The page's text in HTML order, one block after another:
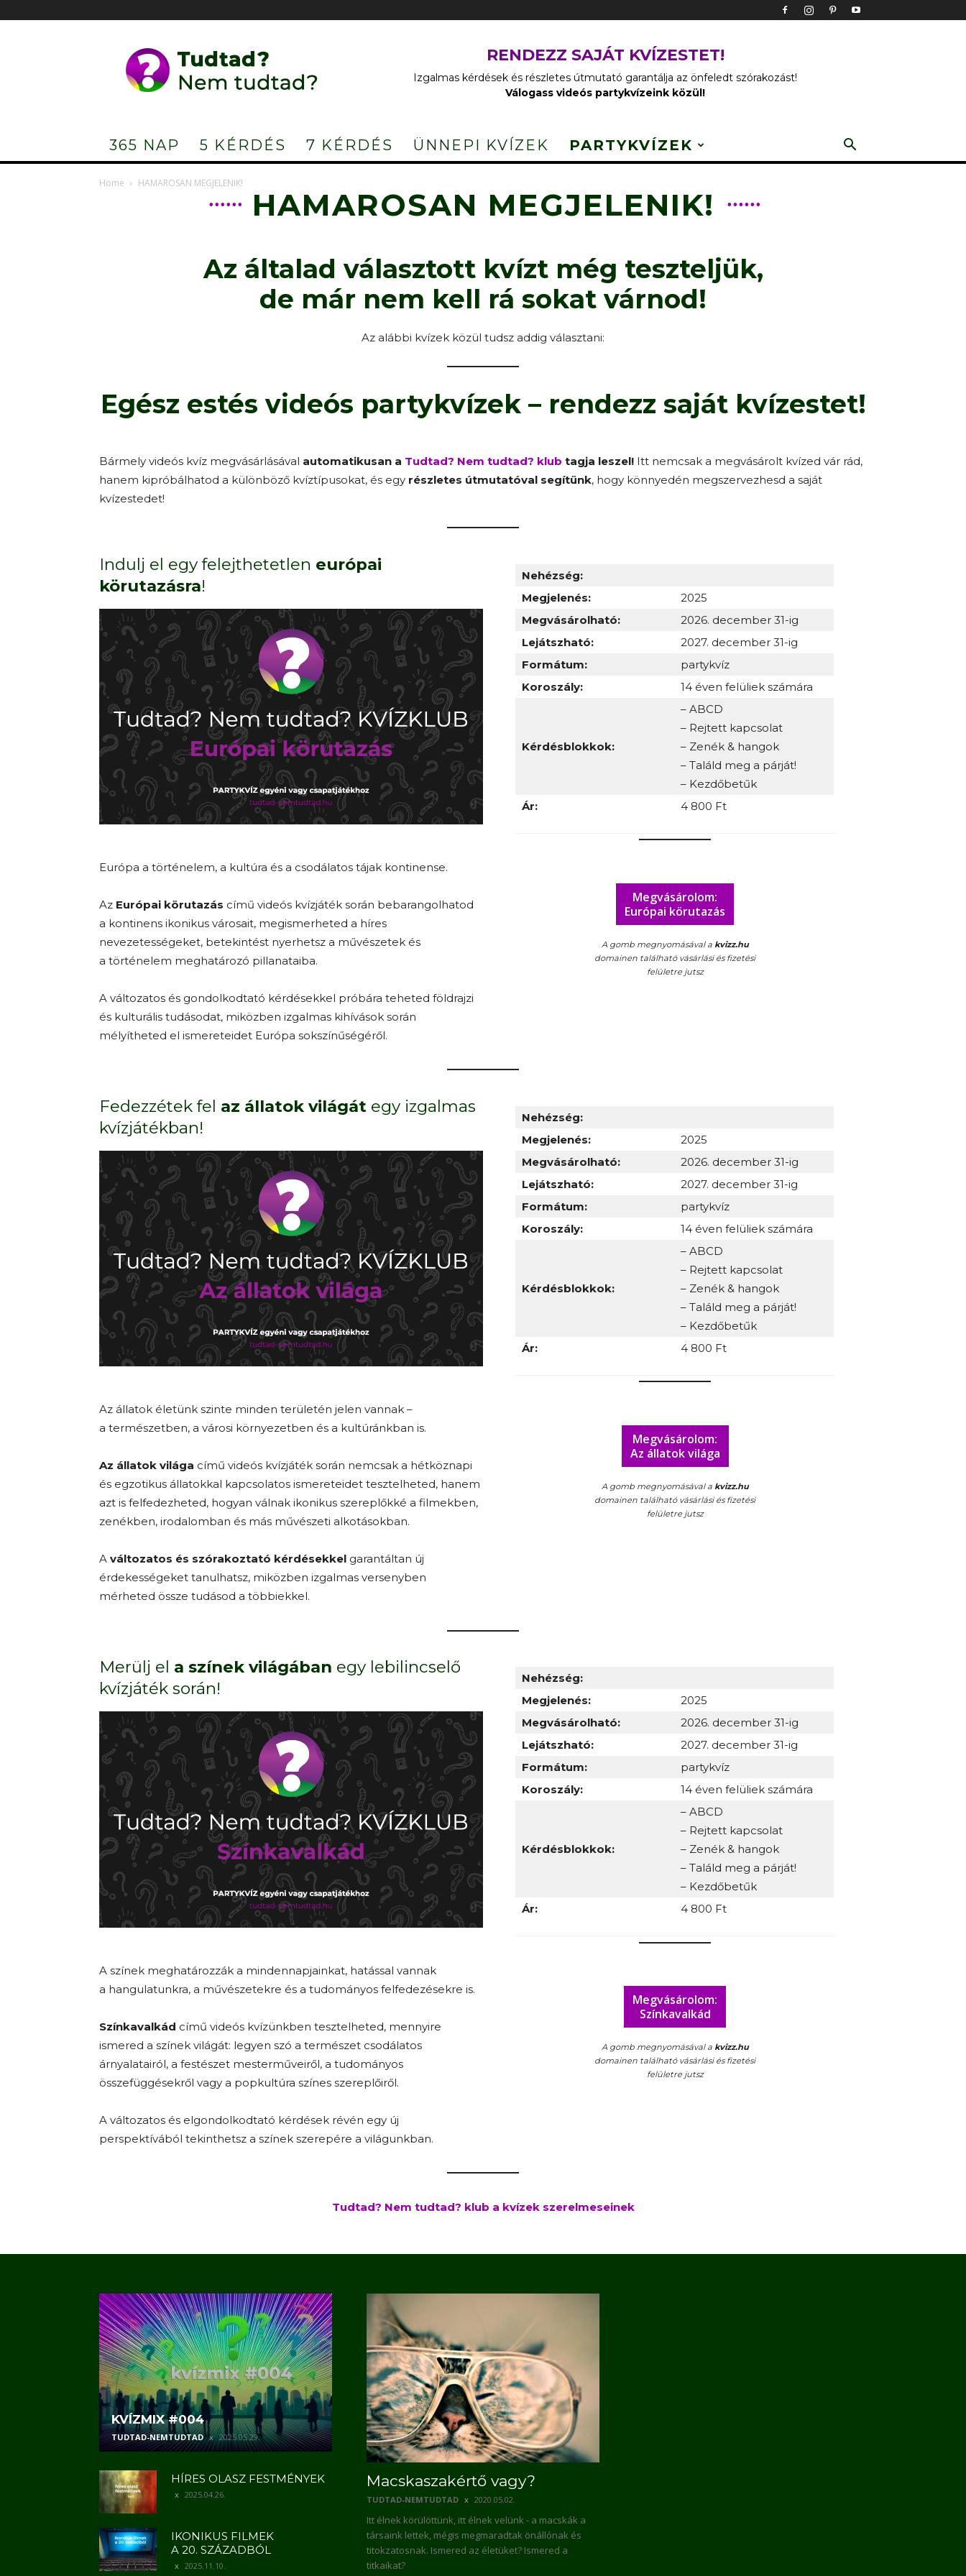
Nem
tudtad?
RENDEZZ SAJÁT KVÍZESTET!
Izgalmas kérdések és részletes útmutató garantálja az önfeledt szórakozást!
Válogass videós partykvízeink közül!
365 NAP 5 KÉRDÉS 7 KÉRDÉS ÜNNEPI KVÍZEK PARTYKVÍZEK
Home HAMAROSAN MEGJELENIK!
HAMAROSAN MEGJELENIK!
Az általad választott kvízt még teszteljük,
de már nem kell rá sokat várnod!
Az alábbi kvízek közül tudsz addig választani:
Egész estés videós partykvízek – rendezz saját kvízestet!
Bármely videós kvíz megvásárlásával automatikusan a Tudtad? Nem tudtad? klub tagja leszel! Itt nemcsak a megvásárolt kvízed vár rád,
hanem kipróbálhatod a különböző kvíztípusokat, és egy részletes útmutatóval segítünk, hogy könnyedén megszervezhesd a saját
kvízestedet!
Indulj el egy felejthetetlen európai
körutazásra!
Európa a történelem, a kultúra és a csodálatos tájak kontinense.
Az Európai körutazás című videós kvízjáték során bebarangolhatod
a kontinens ikonikus városait, megismerheted a híres
nevezetességeket, betekintést nyerhetsz a művészetek és
a történelem meghatározó pillanataiba.
A változatos és gondolkodtató kérdésekkel próbára teheted földrajzi
és kulturális tudásodat, miközben izgalmas kihívások során
mélyítheted el ismereteidet Európa sokszínűségéről.
Nehézség:
Megjelenés:
2025
Megvásárolható:
2026. december 31-ig
Lejátszható:
2027. december 31-ig
Formátum:
partykvíz
Koroszály:
14 éven felüliek számára
Kérdésblokkok:
– ABCD
– Rejtett kapcsolat
– Zenék & hangok
– Találd meg a párját!
– Kezdőbetűk
Ár:
4 800 Ft
Megvásárolom:
Európai körutazás
A gomb megnyomásával a kvizz.hu
domainen található vásárlási és fizetési
felületre jutsz
Fedezzétek fel az állatok világát egy izgalmas
kvízjátékban!
Az állatok életünk szinte minden területén jelen vannak –
a természetben, a városi környezetben és a kultúránkban is.
Az állatok világa című videós kvízjáték során nemcsak a hétköznapi
és egzotikus állatokkal kapcsolatos ismereteidet tesztelheted, hanem
azt is felfedezheted, hogyan válnak ikonikus szereplőkké a filmekben,
zenékben, irodalomban és más művészeti alkotásokban.
A változatos és szórakoztató kérdésekkel garantáltan új
érdekességeket tanulhatsz, miközben izgalmas versenyben
mérheted össze tudásod a többiekkel.
Nehézség:
Megjelenés:
2025
Megvásárolható:
2026. december 31-ig
Lejátszható:
2027. december 31-ig
Formátum:
partykvíz
Koroszály:
14 éven felüliek számára
Kérdésblokkok:
– ABCD
– Rejtett kapcsolat
– Zenék & hangok
– Találd meg a párját!
– Kezdőbetűk
Ár:
4 800 Ft
Megvásárolom:
Az állatok világa
A gomb megnyomásával a kvizz.hu
domainen található vásárlási és fizetési
felületre jutsz
Merülj el a színek világában egy lebilincselő
kvízjáték során!
A színek meghatározzák a mindennapjainkat, hatással vannak
a hangulatunkra, a művészetekre és a tudományos felfedezésekre is.
Színkavalkád című videós kvízünkben tesztelheted, mennyire
ismered a színek világát: legyen szó a természet csodálatos
árnyalatairól, a festészet mesterműveiről, a tudományos
összefüggésekről vagy a popkultúra színes szereplőiről.
A változatos és elgondolkodtató kérdések révén egy új
perspektívából tekinthetsz a színek szerepére a világunkban.
Nehézség:
Megjelenés:
2025
Megvásárolható:
2026. december 31-ig
Lejátszható:
2027. december 31-ig
Formátum:
partykvíz
Koroszály:
14 éven felüliek számára
Kérdésblokkok:
– ABCD
– Rejtett kapcsolat
– Zenék & hangok
– Találd meg a párját!
– Kezdőbetűk
Ár:
4 800 Ft
Megvásárolom:
Színkavalkád
A gomb megnyomásával a kvizz.hu
domainen található vásárlási és fizetési
felületre jutsz
Tudtad? Nem tudtad? klub a kvízek szerelmeseinek
KVÍZMIX #004
TUDTAD-NEMTUDTAD 2025.05.29.
HÍRES OLASZ FESTMÉNYEK
2025.04.26.
IKONIKUS FILMEK
A 20. SZÁZADBÓL
2025.11.10.
Macskaszakértő vagy?
TUDTAD-NEMTUDTAD 2020.05.02.
Itt élnek körülöttünk, itt élnek velünk - a macskák a
társaink lettek, mégis megmaradtak önállónak és
titokzatosnak. Ismered az életüket? Ismered a
titkaikat?